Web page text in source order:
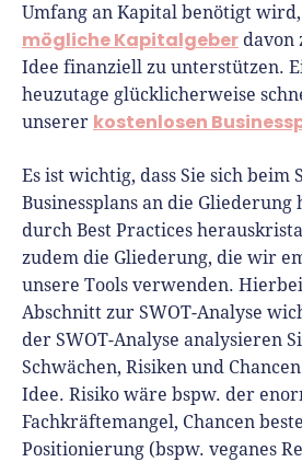
Umfang an Kapital benötigt
mögliche Kapitalgeber davon
Idee finanziell zu unterstützen.
heuzutage glücklicherweise
unserer kostenlosen
Es ist wichtig, dass Sie sich beim
Businessplans an die Gliederung
durch Best Practices
zudem die Gliederung, die wir
unsere Tools verwenden.
Abschnitt zur SWOT-Analyse
der SWOT-Analyse analysieren
Schwächen, Risiken und
Idee. Risiko wäre bspw. der
Fachkräftemangel, Chancen
Positionierung (bspw. veganes